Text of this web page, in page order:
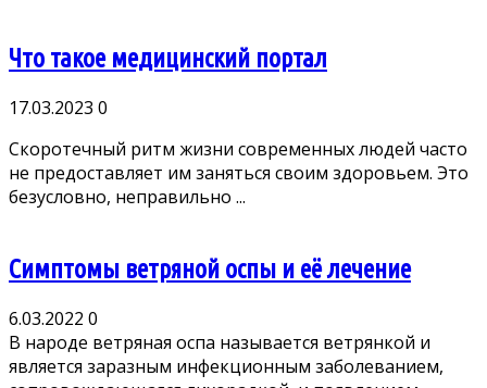
Что такое медицинский портал
17.03.2023 0
Скоротечный ритм жизни современных людей часто
не предоставляет им заняться своим здоровьем. Это
безусловно, неправильно ...
Симптомы ветряной оспы и её лечение
6.03.2022 0
В народе ветряная оспа называется ветрянкой и
является заразным инфекционным заболеванием,